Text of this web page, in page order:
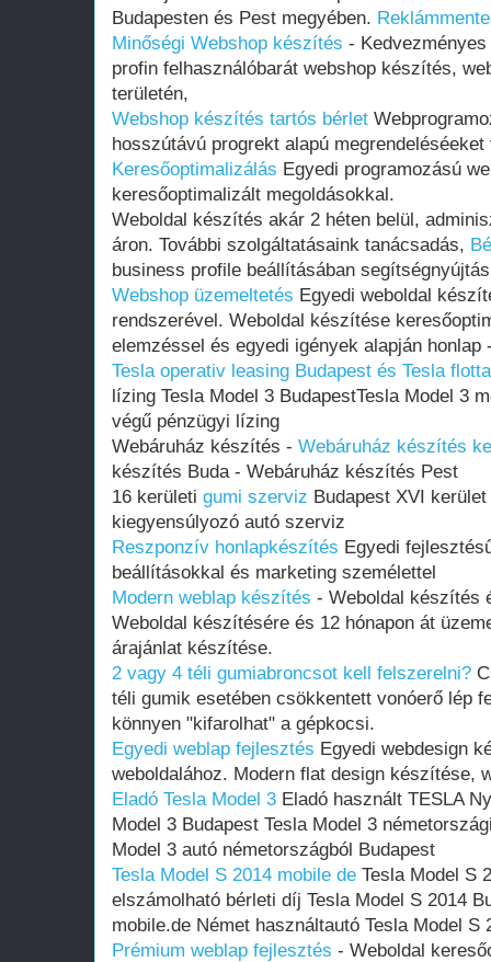
Budapesten és Pest megyében.
Minőségi Webshop készítés -
profin felhasználóbarát webshop készítés,
területén,
Webshop készítés tartós bérlet
hosszútávú progrekt alapú megrendeléséeket
Keresőoptimalizálás Egyedi programozású
keresőoptimalizált megoldásokkal.
Weboldal készítés akár 2 héten belül,
áron. További szolgáltatásaink tanácsadás,
business profile beállításában
Webshop üzemeltetés Egyedi weboldal
rendszerével. Weboldal készítése
elemzéssel és egyedi igények alapján honlap
Tesla operativ leasing Budapest és Tesla
lízing Tesla Model 3 BudapestTesla Model 3
végű pénzügyi lízing
Webáruház készítés - Webáruház készítés
készítés Buda - Webáruház készítés Pest
16 kerületi gumi szerviz Budapest XVI
kiegyensúlyozó autó szerviz
Reszponzív honlapkészítés Egyedi
beállításokkal és marketing személettel
Modern weblap készítés - Weboldal készítés
Weboldal készítésére és 12 hónapon át
árajánlat készítése.
2 vagy 4 téli gumiabroncsot kell felszerelni?
téli gumik esetében csökkentett vonóerő lép
könnyen "kifarolhat" a gépkocsi.
Egyedi weblap fejlesztés Egyedi webdesign
weboldalához. Modern flat design készítése,
Eladó Tesla Model 3 Eladó használt TESLA
Model 3 Budapest Tesla Model 3
Model 3 autó németországból Budapest
Tesla Model S 2014 mobile de Tesla Model S
elszámolható bérleti díj Tesla Model S 2014
mobile.de Német használtautó Tesla Model S
Prémium weblap fejlesztés‎ - Weboldal